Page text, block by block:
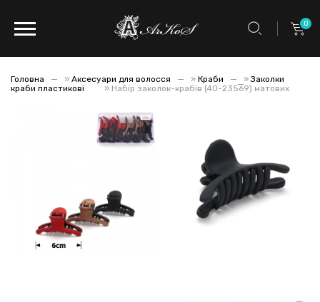
0
Головна » Аксесуари для волосся » Краби »Заколки
краби пластикові
» Набір заколок-крабів (40-23569) матових